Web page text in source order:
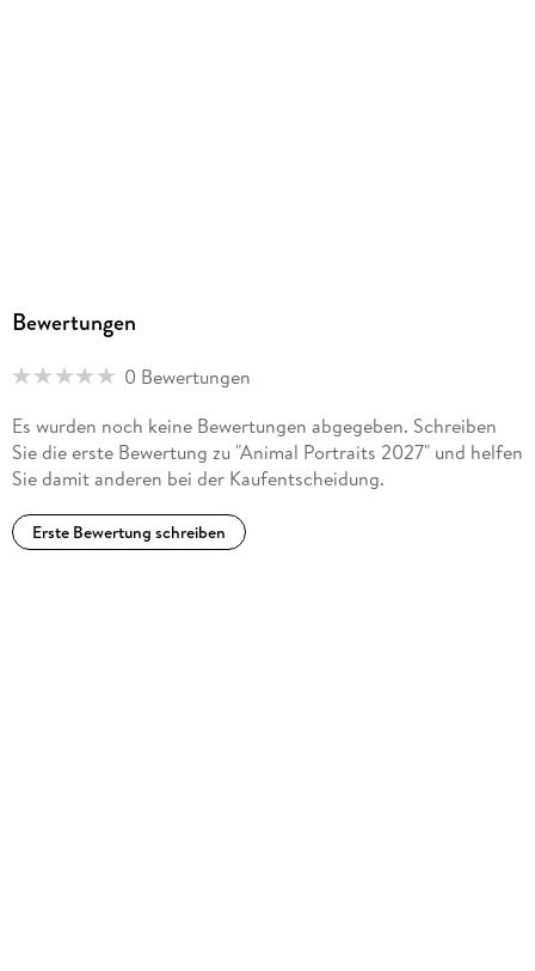
Bewertungen
0 Bewertungen
Es wurden noch keine Bewertungen abgegeben. Schreiben
Sie die erste Bewertung zu "Animal Portraits 2027" und helfen
Sie damit anderen bei der Kaufentscheidung.
Erste Bewertung schreiben